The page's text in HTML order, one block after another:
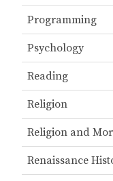
Programming
Psychology
Reading
Religion
Religion and
Renaissance